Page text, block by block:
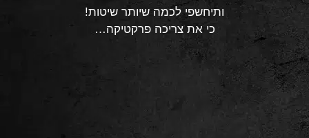
ותיחשפי לכמה שיותר שיטות!
כי את צריכה פרקטיקה…